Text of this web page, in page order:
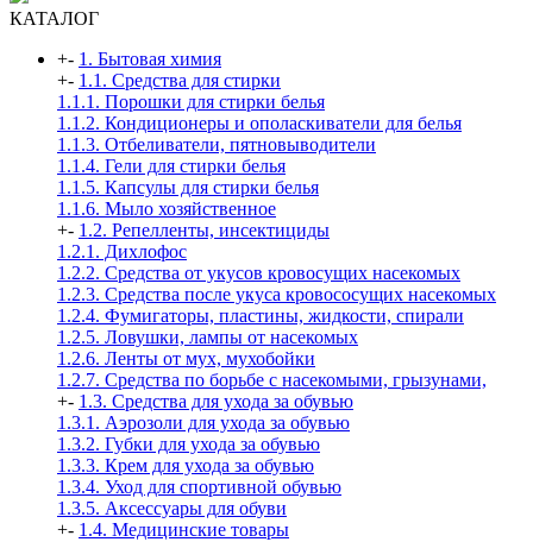
КАТАЛОГ
+- 1. Бытовая химия
+- 1.1. Средства для стирки
1.1.1. Порошки для стирки белья
1.1.2. Кондиционеры и ополаскиватели для белья
1.1.3. Отбеливатели, пятновыводители
1.1.4. Гели для стирки белья
1.1.5. Капсулы для стирки белья
1.1.6. Мыло хозяйственное
+- 1.2. Репелленты, инсектициды
1.2.1. Дихлофос
1.2.2. Средства от укусов кровосущих насекомых
1.2.3. Средства после укуса кровососущих насекомых
1.2.4. Фумигаторы, пластины, жидкости, спирали
1.2.5. Ловушки, лампы от насекомых
1.2.6. Ленты от мух, мухобойки
1.2.7. Средства по борьбе с насекомыми, грызунами,
+- 1.3. Средства для ухода за обувью
1.3.1. Аэрозоли для ухода за обувью
1.3.2. Губки для ухода за обувью
1.3.3. Крем для ухода за обувью
1.3.4. Уход для спортивной обувью
1.3.5. Аксессуары для обуви
+- 1.4. Медицинские товары